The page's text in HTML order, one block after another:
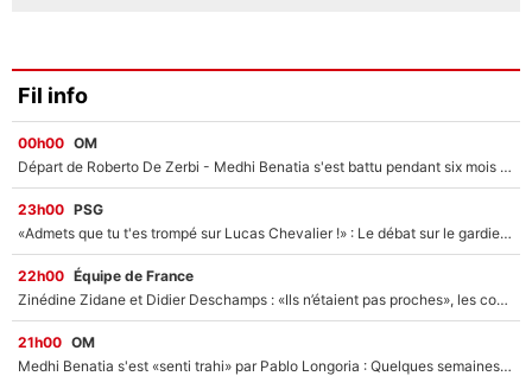
Fil info
00h00 OM
Départ de Roberto De Zerbi - Medhi Benatia s'est battu pendant six mois pour le retenir à l'OM, le PSG a été le naufrage de trop : «Je pars avec toi»
23h00 PSG
«Admets que tu t'es trompé sur Lucas Chevalier !» : Le débat sur le gardien du PSG vire au clash à l'After Foot
22h00 Équipe de France
Zinédine Zidane et Didier Deschamps : «Ils n’étaient pas proches», les confidences d’un membre de l’équipe de France 1998 sur leur relation spéciale
21h00 OM
Medhi Benatia s'est «senti trahi» par Pablo Longoria : Quelques semaines après son départ, l'ancien directeur de football de l'OM règle ses comptes